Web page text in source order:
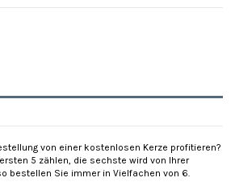
von einer kostenlosen Kerze profitieren?
5 zählen, die sechste wird von Ihrer
bestellen Sie immer in Vielfachen von 6.